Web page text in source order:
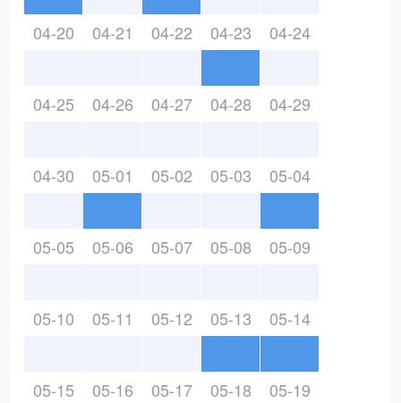
04-20 04-21 04-22 04-23 04-24
04-25 04-26 04-27 04-28 04-29
04-30 05-01 05-02 05-03 05-04
05-05 05-06 05-07 05-08 05-09
05-10 05-11 05-12 05-13 05-14
05-15 05-16 05-17 05-18 05-19